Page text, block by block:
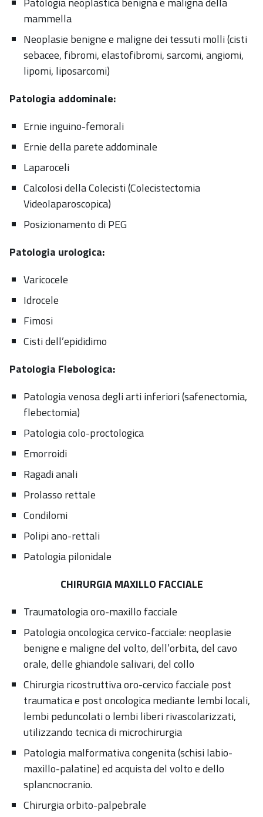
mammella
Neoplasie benigne e maligne dei tessuti molli (cisti
sebacee, fibromi, elastofibromi, sarcomi, angiomi,
lipomi, liposarcomi)
Patologia addominale:
Ernie inguino-femorali
Ernie della parete addominale
Laparoceli
Calcolosi della Colecisti (Colecistectomia
Videolaparoscopica)
Posizionamento di PEG
Patologia urologica:
Varicocele
Idrocele
Fimosi
Cisti dell’epididimo
Patologia Flebologica:
Patologia venosa degli arti inferiori (safenectomia,
flebectomia)
Patologia colo-proctologica
Emorroidi
Ragadi anali
Prolasso rettale
Condilomi
Polipi ano-rettali
Patologia pilonidale
CHIRURGIA MAXILLO FACCIALE
Traumatologia oro-maxillo facciale
Patologia oncologica cervico-facciale: neoplasie
benigne e maligne del volto, dell’orbita, del cavo
orale, delle ghiandole salivari, del collo
Chirurgia ricostruttiva oro-cervico facciale post
traumatica e post oncologica mediante lembi locali,
lembi peduncolati o lembi liberi rivascolarizzati,
utilizzando tecnica di microchirurgia
Patologia malformativa congenita (schisi labio-
maxillo-palatine) ed acquista del volto e dello
splancnocranio.
Chirurgia orbito-palpebrale